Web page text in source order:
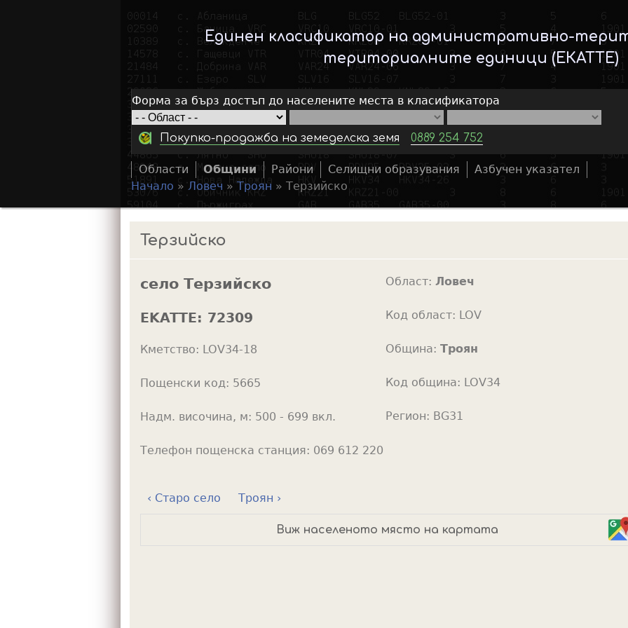
Skip
to
main
Единен класификатор на административно-
териториалните единици (ЕКАТТЕ)
Форма за бърз достъп до населените места в класификатора
Покупко-продажба на земеделска земя 0889 254 752
a
c
Области Общини Райони Селищни образувания Азбучен указател
o
Начало »Ловеч » Троян » Терзийско
Терзийско
село Терзийско
EKATTE: 72309
Кметство: LOV34-18
Пощенски код: 5665
Надм. височина, м: 500 - 699 вкл.
Област: Ловеч
Код област: LOV
Община: Троян
Код община: LOV34
Регион: BG31
Телефон пощенска станция: 069 612 220
‹ Старо село Троян ›
Виж населеното място на картата